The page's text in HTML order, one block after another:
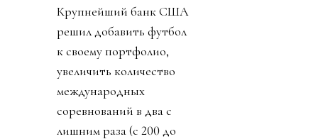
Крупнейший банк США
решил добавить футбол
к своему портфолио,
увеличить количество
международных
соревнований в два с
лишним раза (с 200 до